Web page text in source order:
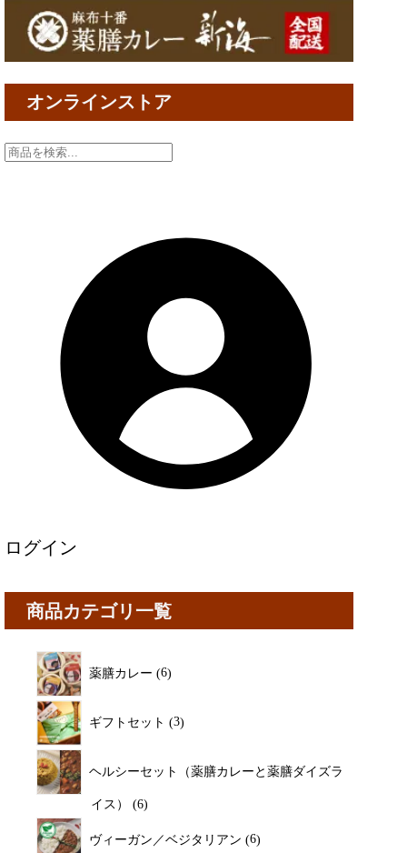
オンラインストア
ログイン
商品カテゴリ一覧
薬膳カレー 6
ギフトセット 3
ヘルシーセット（薬膳カレーと薬膳ダイズラ
イス） 6
ヴィーガン／ベジタリアン 6